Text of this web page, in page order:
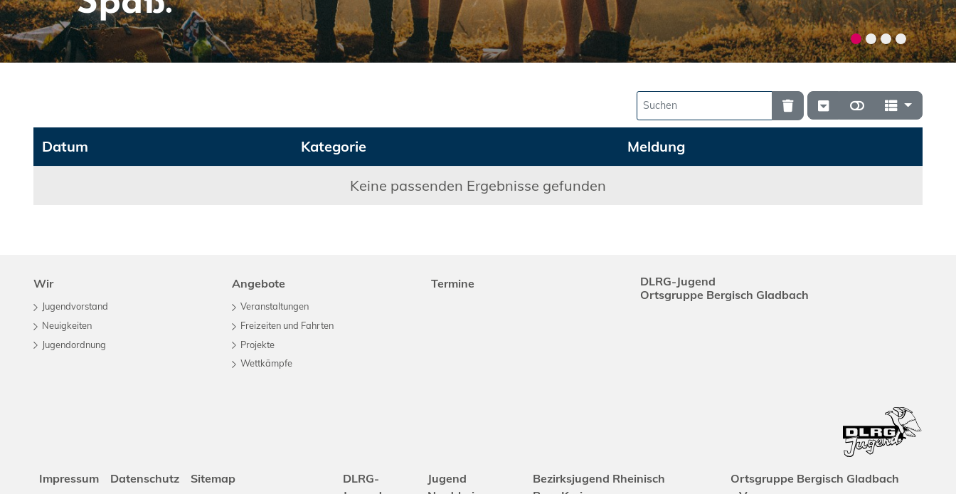
Datum Kategorie Meldung
Keine passenden Ergebnisse gefunden
Wir
Jugendvorstand
Neuigkeiten
Jugendordnung
Angebote
Veranstaltungen
Freizeiten und Fahrten
Projekte
Wettkämpfe
Termine
DLRG-Jugend
Ortsgruppe Bergisch Gladbach
Impressum Datenschutz Sitemap
DLRG-
Jugend
Bezirksjugend Rheinisch
Ortsgruppe Bergisch Gladbach